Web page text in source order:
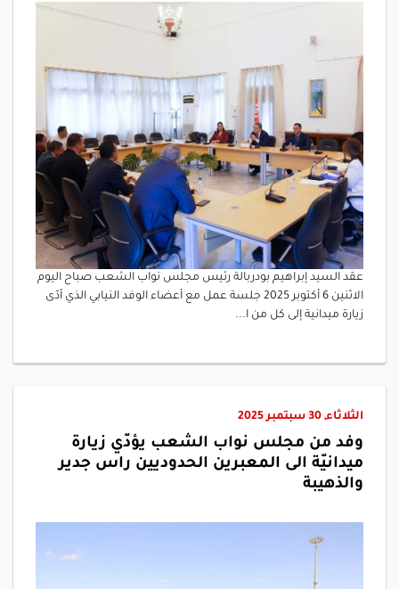
عقد السيد إبراهيم بودربالة رئيس مجلس نواب الشعب صباح اليوم
الاثنين 6 أكتوبر 2025 جلسة عمل مع أعضاء الوفد النيابي الذي أدّى
زيارة ميدانية إلى كل من ا...
الثلاثاء, 30 سبتمبر 2025
وفد من مجلس نواب الشعب يؤدّي زيارة
ميدانيّة الى المعبرين الحدوديين راس جدير
والذهيبة